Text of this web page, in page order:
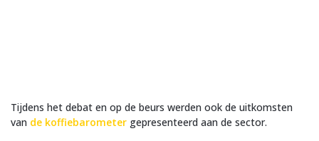
Tijdens het debat en op de beurs werden ook de uitkomsten
van de koffiebarometer gepresenteerd aan de sector.